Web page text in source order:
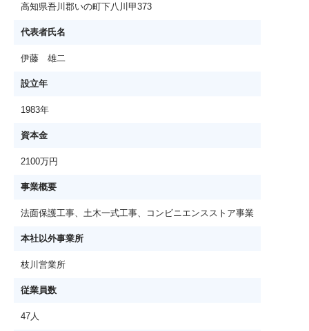
高知県吾川郡いの町下八川甲373
代表者氏名
伊藤 雄二
設立年
1983年
資本金
2100万円
事業概要
法面保護工事、土木一式工事、コンビニエンスストア事業
本社以外事業所
枝川営業所
従業員数
47人